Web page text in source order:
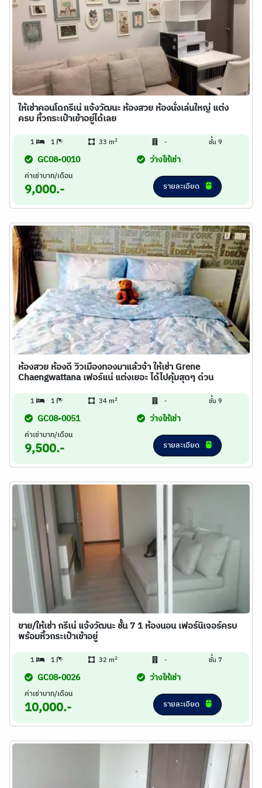
ให้เช่า​คอนโด​กรีเน่​ แจ้งวัฒนะ​ ห้องสวย ห้องนั่งเล่นใหญ่ แต่ง
ครบ หิ้วกระเป๋าเข้าอยู่ได้เลย
1 1 33 m2 - ชั้น 9
GC08-0010 ว่างให้เช่า
ค่าเช่าบาท/เดือน
9,000.- รายละเอียด
ห้องสวย ห้องดี วิวเมืองทองมาแล้วจ้า ให้เช่า Grene
Chaengwattana เฟอร์แน่ แต่งเยอะ ได้ไปคุ้มสุดๆ ด่วน
1 1 34 m2 - ชั้น 9
GC08-0051 ว่างให้เช่า
ค่าเช่าบาท/เดือน
9,500.- รายละเอียด
ขาย/ให้เช่า กรีเน่ แจ้งวัฒนะ ชั้น 7 1 ห้องนอน เฟอร์นิเจอร์ครบ
พร้อมหิ้วกระเป๋าเข้าอยู่
1 1 32 m2 - ชั้น 7
GC08-0026 ว่างให้เช่า
ค่าเช่าบาท/เดือน
10,000.- รายละเอียด